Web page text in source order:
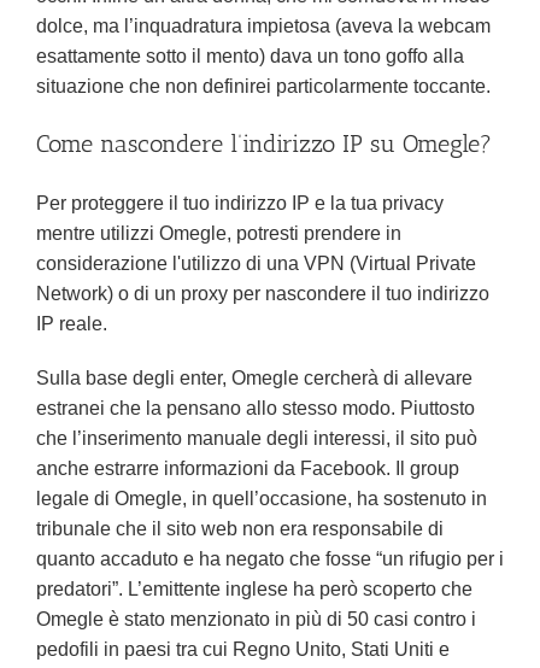
dolce, ma l’inquadratura impietosa (aveva la webcam
esattamente sotto il mento) dava un tono goffo alla
situazione che non definirei particolarmente toccante.
Come nascondere l’indirizzo IP su Omegle?
Per proteggere il tuo indirizzo IP e la tua privacy
mentre utilizzi Omegle, potresti prendere in
considerazione l'utilizzo di una VPN (Virtual Private
Network) o di un proxy per nascondere il tuo indirizzo
IP reale.
Sulla base degli enter, Omegle cercherà di allevare
estranei che la pensano allo stesso modo. Piuttosto
che l’inserimento manuale degli interessi, il sito può
anche estrarre informazioni da Facebook. Il group
legale di Omegle, in quell’occasione, ha sostenuto in
tribunale che il sito web non era responsabile di
quanto accaduto e ha negato che fosse “un rifugio per i
predatori”. L’emittente inglese ha però scoperto che
Omegle è stato menzionato in più di 50 casi contro i
pedofili in paesi tra cui Regno Unito, Stati Uniti e